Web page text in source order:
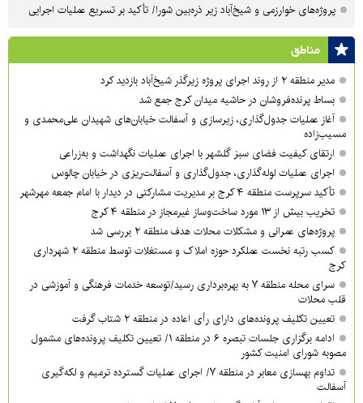
پروژه‌های خوارزمی و شیخ‌آباد زیر ذره‌بین شورا/ تأکید بر تسریع عملیات اجرایی
مناطق
مدیر منطقه ۲ از روند اجرای پروژه زیرگذر شیخ‌آباد بازدید کرد
بساط پرنده‌فروشان در حاشیه میدان کرج جمع شد
آغاز عملیات جدول‌گذاری، زیرسازی و آسفالت خیابان‌های شهیدان علی‌محمدی و
مسیب‌زاده
ارتقای کیفیت فضای سبز گلشهر با اجرای عملیات نگهداشت و به‌زراعی
اجرای عملیات لوله‌گذاری، جدول‌گذاری و آسفالت‌ریزی در خیابان چالوس
تأکید سرپرست منطقه ۴ کرج بر مدیریت مشارکتی در دیدار با امام جمعه مهرشهر
تخریب بیش از ۱۳ مورد ساخت‌وساز غیرمجاز در منطقه ۴ کرج
پروژه‌های عمرانی و مشکلات محلات هدف منطقه ۲ بررسی شد
کسب رتبه نخست عملکرد حوزه املاک و مستغلات توسط منطقه ۲ شهرداری
کرج
سرای محله منطقه ۷ به بهره‌برداری رسید/توسعه خدمات فرهنگی و آموزشی در
قلب محلات
تعیین تکلیف پرونده‌های دارای رأی اعاده در منطقه ۲ شتاب گرفت
ادامه برگزاری جلسات تبصره ۶ در منطقه ۱/ تعیین تکلیف پرونده‌های مشمول
مصوبه شورای امنیت کشور
تداوم بهسازی معابر در منطقه ۷/ اجرای عملیات گسترده ترمیم و لکه‌گیری
آسفالت